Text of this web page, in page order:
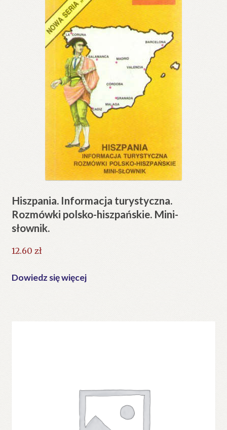
Hiszpania. Informacja turystyczna.
Rozmówki polsko-hiszpańskie. Mini-
słownik.
12.60 zł
Dowiedz się więcej